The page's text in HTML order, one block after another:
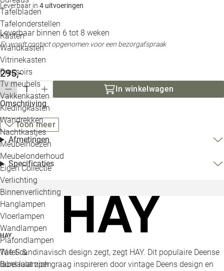
Tafelbladen
Tafelonderstellen
Kasten
Wandkasten
Vitrinekasten
Dressoirs
Tv meubels
Vakkenkasten
Kledingkasten
Wandrekken
Nachtkastjes
Meubelhoezen
Meubelonderhoud
Eigen Collectie
Verlichting
Binnenverlichting
Hanglampen
Vloerlampen
Wandlampen
Plafondlampen
Tafel- &
Bureaulampen
Leverbaar in 4 uitvoeringen
Leverbaar binnen 6 tot 8 weken
Er wordt contact opgenomen voor een bezorgafspraak
295,-
In winkelwagen
Omschrijving
Toon meer
Afmetingen
Specificaties
HAY
Wie Scandinavisch design zegt, zegt HAY. Dit populaire Deense
label laat zich graag inspireren door vintage Deens design en